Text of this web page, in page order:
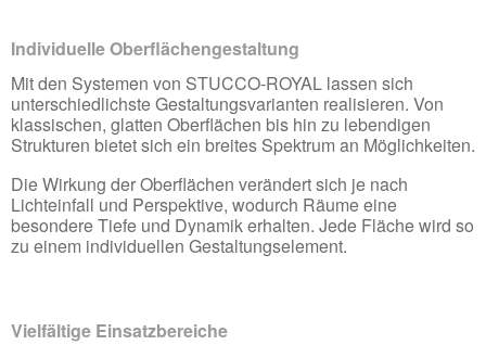
Individuelle Oberflächengestaltung
Mit den Systemen von STUCCO-ROYAL lassen sich
unterschiedlichste Gestaltungsvarianten realisieren. Von
klassischen, glatten Oberflächen bis hin zu lebendigen
Strukturen bietet sich ein breites Spektrum an Möglichkeiten.
Die Wirkung der Oberflächen verändert sich je nach
Lichteinfall und Perspektive, wodurch Räume eine
besondere Tiefe und Dynamik erhalten. Jede Fläche wird so
zu einem individuellen Gestaltungselement.
Vielfältige Einsatzbereiche